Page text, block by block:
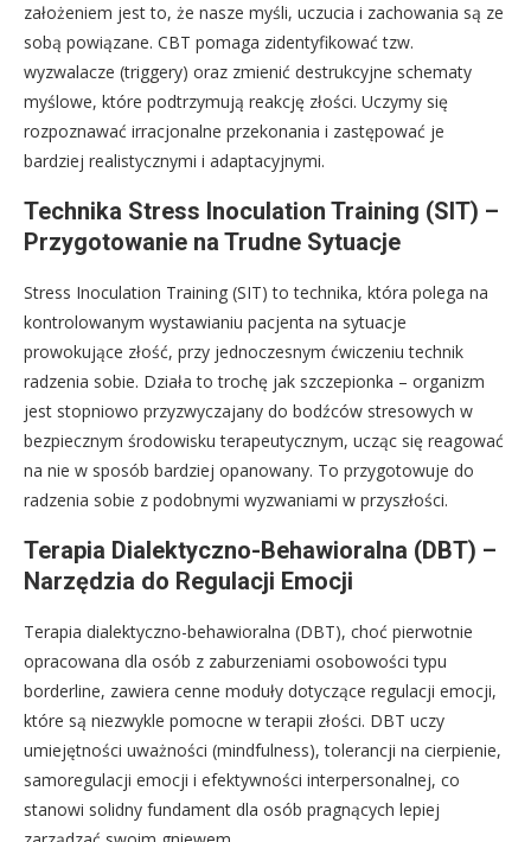
założeniem jest to, że nasze myśli, uczucia i zachowania są ze
sobą powiązane. CBT pomaga zidentyfikować tzw.
wyzwalacze (triggery) oraz zmienić destrukcyjne schematy
myślowe, które podtrzymują reakcję złości. Uczymy się
rozpoznawać irracjonalne przekonania i zastępować je
bardziej realistycznymi i adaptacyjnymi.
Technika Stress Inoculation Training (SIT) –
Przygotowanie na Trudne Sytuacje
Stress Inoculation Training (SIT) to technika, która polega na
kontrolowanym wystawianiu pacjenta na sytuacje
prowokujące złość, przy jednoczesnym ćwiczeniu technik
radzenia sobie. Działa to trochę jak szczepionka – organizm
jest stopniowo przyzwyczajany do bodźców stresowych w
bezpiecznym środowisku terapeutycznym, ucząc się reagować
na nie w sposób bardziej opanowany. To przygotowuje do
radzenia sobie z podobnymi wyzwaniami w przyszłości.
Terapia Dialektyczno-Behawioralna (DBT) –
Narzędzia do Regulacji Emocji
Terapia dialektyczno-behawioralna (DBT), choć pierwotnie
opracowana dla osób z zaburzeniami osobowości typu
borderline, zawiera cenne moduły dotyczące regulacji emocji,
które są niezwykle pomocne w terapii złości. DBT uczy
umiejętności uważności (mindfulness), tolerancji na cierpienie,
samoregulacji emocji i efektywności interpersonalnej, co
stanowi solidny fundament dla osób pragnących lepiej